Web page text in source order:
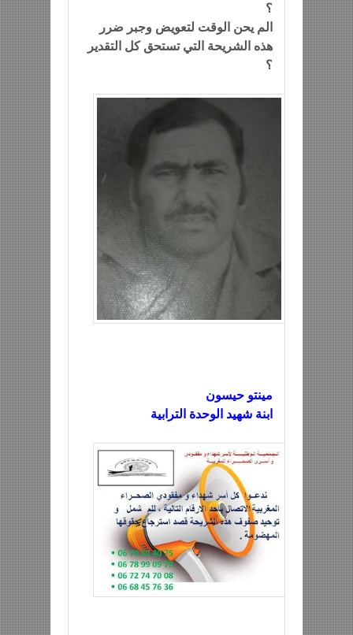
؟
الم يحن الوقت لتعويض وجبر ضرر
هذه الشريحة التي تستحق كل التقدير
؟
مينتو حيسون
ابنة شهيد الوحدة الترابية